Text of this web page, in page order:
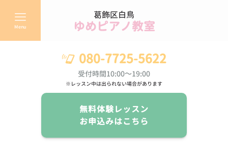
葛飾区白鳥
ゆめピアノ教室
Menu
080-7725-5622
受付時間10:00～19:00
※レッスン中は出られない場合があります
無料体験レッスン
お申込みはこちら